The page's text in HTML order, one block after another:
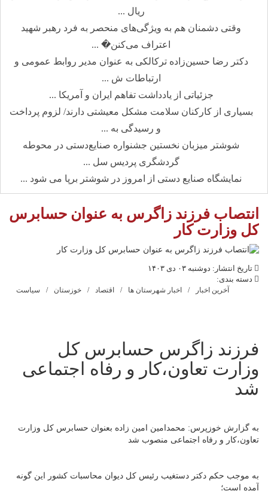
ریال ...
وقتی دشمنان هم به ویژگی‌های منحصر به فرد رهبر شهید
اعتراف می‌کنن� ...
دکتر رضا حسین‌زاده ترکالکی به عنوان مدیر روابط عمومی و
ارتباطات ش ...
جزئیاتی از یادداشت تفاهم ایران و آمریکا ...
بسیاری از کارکنان سلامت مشکل معیشتی دارند/ لزوم پرداخت
و رسیدگی به ...
شوشتر میزبان نخستین جشنواره صنایع‌دستی در محوطه
گردشگری پردیس سل ...
نمایشگاه صنایع دستی از امروز در شوشتر برپا می شود ...
انتصاب فرزند زاگرس به عنوان حسابرس
کل وزارت کار
تاریخ انتشار: دوشنبه ۰۳ دی ۱۴۰۳
دسته بندی:
آخرین اخبار اخبار شهرستان ها اقتصاد خوزستان سیاست
فرزند زاگرس حسابرس کل
وزارت تعاون،کار و رفاه اجتماعی
شد
به گزارش خوزپرس: محمدامین امین زاده بعنوان حسابرس کل وزارت
تعاون،کار و رفاه اجتماعی منصوب شد
به موجب حکم دکتر دستغیب رئیس کل دیوان محاسبات کشور این گونه
آمده است؛